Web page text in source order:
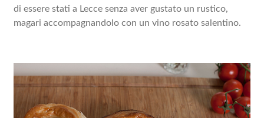
di essere stati a Lecce senza aver gustato un rustico,
magari accompagnandolo con un vino rosato salentino.